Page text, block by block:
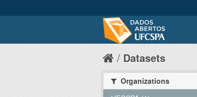
Datasets
Organizations